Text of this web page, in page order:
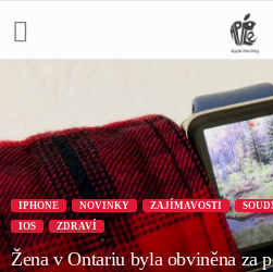
IPHONE NOVINKY ZAJÍMAVOSTI
IOS
ZDRAVÍ
Žena v Ontariu byla obviněna za